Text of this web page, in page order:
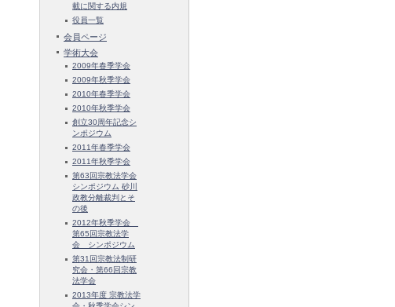
載に関する内規
役員一覧
会員ページ
学術大会
2009年春季学会
2009年秋季学会
2010年春季学会
2010年秋季学会
創立30周年記念シ
ンポジウム
2011年春季学会
2011年秋季学会
第63回宗教法学会
シンポジウム 砂川
政教分離裁判とそ
の後
2012年秋季学会
第65回宗教法学
会 シンポジウム
第31回宗教法制研
究会・第66回宗教
法学会
2013年度 宗教法学